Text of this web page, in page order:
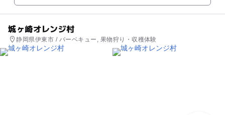
城ヶ崎オレンジ村
静岡県伊東市 / バーベキュー, 果物狩り・収穫体験